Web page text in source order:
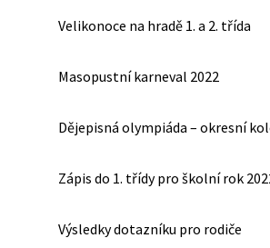
Velikonoce na hradě 1. a 2. třída
Masopustní karneval 2022
Dějepisná olympiáda – okresní
Zápis do 1. třídy pro školní rok
Výsledky dotazníku pro rodiče